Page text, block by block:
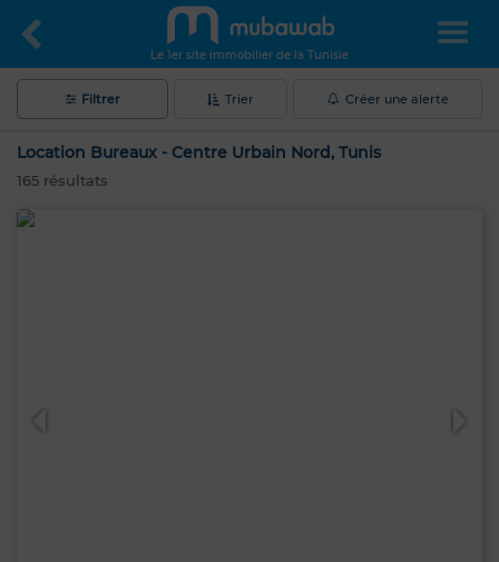
Le 1er site immobilier de la Tunisie
Filtrer Trier Créer une alerte
Location Bureaux - Centre Urbain Nord, Tunis
165 résultats